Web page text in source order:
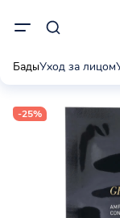
БадыУход за лицом
-25%